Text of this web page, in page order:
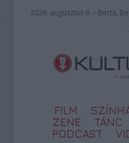
2026. augusztus 6. – Berta,
FILM
ZENE
TÁNC
PODCAST